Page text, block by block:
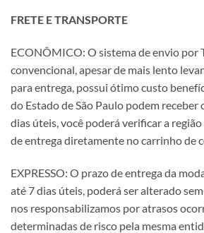
FRETE E TRANSPORTE
ECONÔMICO: O sistema de envio por
convencional, apesar de mais lento
para entrega, possui ótimo custo
do Estado de São Paulo podem
dias úteis, você poderá verificar a
de entrega diretamente no carrinho de
EXPRESSO: O prazo de entrega da
até 7 dias úteis, poderá ser alterado
nos responsabilizamos por atrasos
determinadas de risco pela mesma